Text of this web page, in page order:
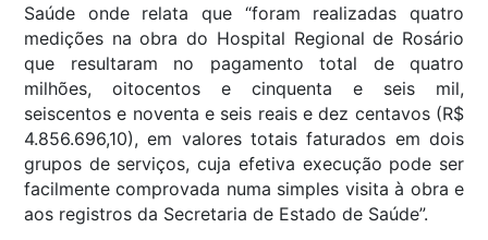
Saúde onde relata que “foram realizadas quatro
medições na obra do Hospital Regional de Rosário
que resultaram no pagamento total de quatro
milhões, oitocentos e cinquenta e seis mil,
seiscentos e noventa e seis reais e dez centavos (R$
4.856.696,10), em valores totais faturados em dois
grupos de serviços, cuja efetiva execução pode ser
facilmente comprovada numa simples visita à obra e
aos registros da Secretaria de Estado de Saúde”.